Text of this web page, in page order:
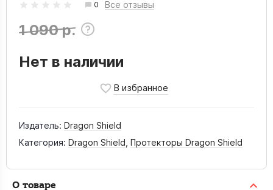
0 Все отзывы
1 090 р.
Нет в наличии
Издатель: Dragon Shield
Категория: Dragon Shield Протекторы Dragon Shield
О товаре